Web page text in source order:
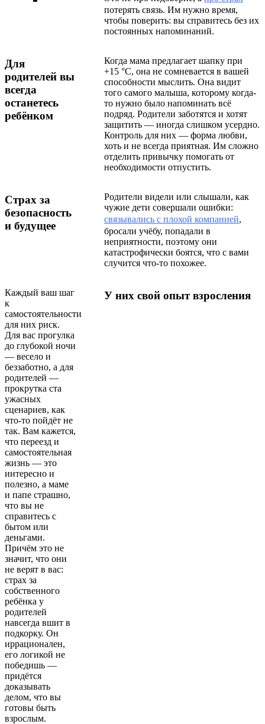
потерять связь. Им нужно время,
чтобы поверить: вы справитесь без их
постоянных напоминаний.
Для
родителей вы
всегда
останетесь
ребёнком
Когда мама предлагает шапку при
+15 °C, она не сомневается в вашей
способности мыслить. Она видит
того самого малыша, которому когда-
то нужно было напоминать всё
подряд. Родители заботятся и хотят
защитить — иногда слишком усердно.
Контроль для них — форма любви,
хоть и не всегда приятная. Им сложно
отделить привычку помогать от
необходимости отпустить.
Страх за
безопасность
и будущее
Родители видели или слышали, как
чужие дети совершали ошибки:
связывались с плохой компанией,
бросали учёбу, попадали в
неприятности, поэтому они
катастрофически боятся, что с вами
случится что-то похожее.
Каждый ваш шаг
к
самостоятельности
для них риск.
Для вас прогулка
до глубокой ночи
— весело и
беззаботно, а для
родителей —
прокрутка ста
ужасных
сценариев, как
что-то пойдёт не
так. Вам кажется,
что переезд и
самостоятельная
жизнь — это
интересно и
полезно, а маме
и папе страшно,
что вы не
справитесь с
бытом или
деньгами.
Причём это не
значит, что они
не верят в вас:
страх за
собственного
ребёнка у
родителей
навсегда вшит в
подкорку. Он
иррационален,
его логикой не
победишь —
придётся
доказывать
делом, что вы
готовы быть
взрослым.
У них свой опыт взросления